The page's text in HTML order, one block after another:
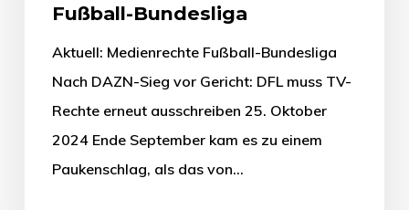
Fußball-Bundesliga
Aktuell: Medienrechte Fußball-Bundesliga
Nach DAZN-Sieg vor Gericht: DFL muss TV-
Rechte erneut ausschreiben 25. Oktober
2024 Ende September kam es zu einem
Paukenschlag, als das von…